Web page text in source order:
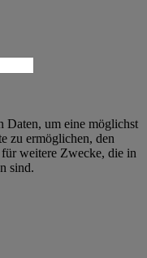
Daten, um eine möglichst
zu ermöglichen, den
weitere Zwecke, die in
sind.